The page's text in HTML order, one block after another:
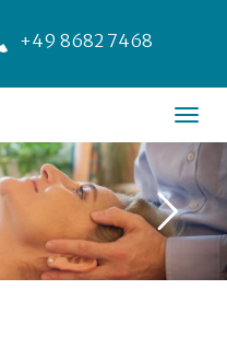
+49 8682 7468